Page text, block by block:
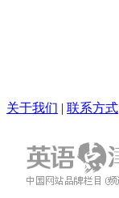
关于我们 | 联系方式